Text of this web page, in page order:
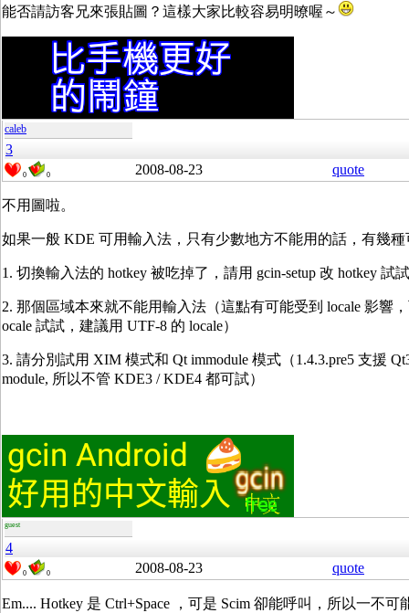
能否請訪客兄來張貼圖？這樣大家比較容易明暸喔～
caleb
3
0 0 2008-08-23 quote
不用圖啦。
如果一般 KDE 可用輸入法，只有少數地方不能用的話，有幾種
1. 切換輸入法的 hotkey 被吃掉了，請用 gcin-setup 改 hotkey 試試
2. 那個區域本來就不能用輸入法（這點有可能受到 locale 影響
ocale 試試，建議用 UTF-8 的 locale）
3. 請分別試用 XIM 模式和 Qt immodule 模式（1.4.3.pre5 支援
module, 所以不管 KDE3 / KDE4 都可試）
guest
4
0 0 2008-08-23 quote
Em.... Hotkey 是 Ctrl+Space ，可是 Scim 卻能呼叫，所以一不可